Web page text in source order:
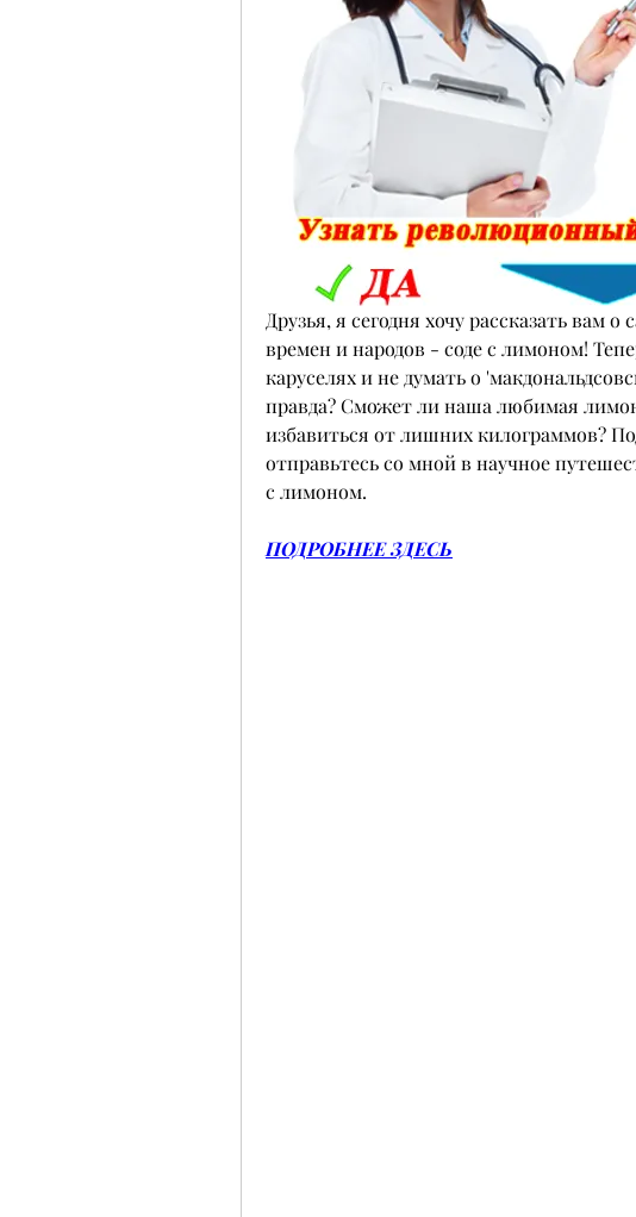
Друзья, я сегодня хочу рассказать вам
времен и народов - соде с лимоном!
каруселях и не думать о
правда? Сможет ли наша любимая
избавиться от лишних килограммов?
отправьтесь со мной в научное
с лимоном.
ПОДРОБНЕЕ ЗДЕСЬ